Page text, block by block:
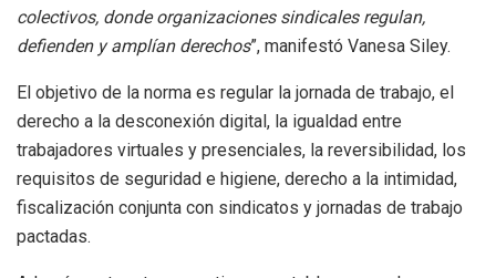
colectivos, donde organizaciones sindicales regulan,
defienden y amplían derechos”, manifestó Vanesa Siley.
El objetivo de la norma es regular la jornada de trabajo, el
derecho a la desconexión digital, la igualdad entre
trabajadores virtuales y presenciales, la reversibilidad, los
requisitos de seguridad e higiene, derecho a la intimidad,
fiscalización conjunta con sindicatos y jornadas de trabajo
pactadas.